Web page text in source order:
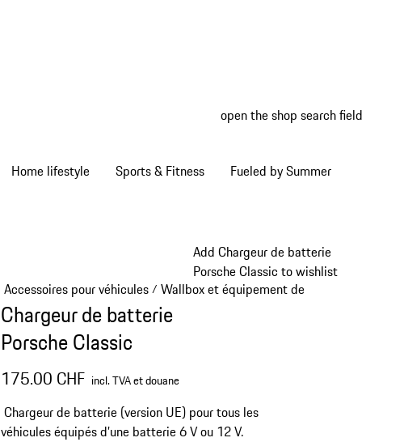
open the shop search field
Home lifestyle Sports & Fitness Fueled by Summer
Add Chargeur de batterie
Porsche Classic to wishlist
Accessoires pour véhicules/ Wallbox et équipement de recharge
Chargeur de batterie
Porsche Classic
175.00 CHF incl. TVA et douane
Chargeur de batterie (version UE) pour tous les
véhicules équipés d’une batterie 6 V ou 12 V.